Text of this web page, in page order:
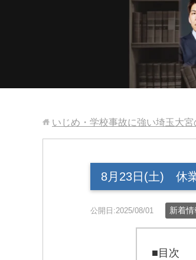
いじめ・学校事故に強い埼玉大
8月23日(土) 休
公開日:2025/08/01 新着情
■目次